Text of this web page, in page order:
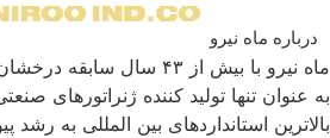
درباره ماه نیرو
ماه نیرو با بیش از ۴۳
به عنوان تنها تولید كننده ژنراتورهای
بالاترین استانداردهای بین المللی به